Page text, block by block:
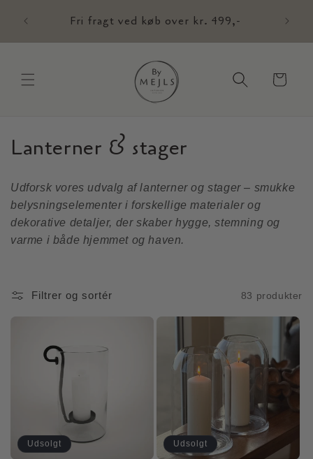
indhold
Fri fragt ved køb over kr. 499,-
Indkøbskurv
K
l
l
Lanterner & stager
Udforsk vores udvalg af lanterner og stager – smukke
belysningselementer i forskellige materialer og
dekorative detaljer, der skaber hygge, stemning og
varme i både hjemmet og haven.
Filtrer og sortér 83 produkter
Udsolgt Udsolgt